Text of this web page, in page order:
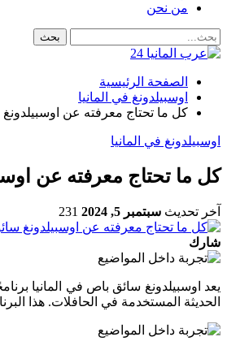
من نحن
الصفحة الرئيسية
اوسبيلدونغ في المانيا
كل ما تحتاج معرفته عن
اوسبيلدونغ في المانيا
كل ما تحتاج معرفته عن
آخر تحديث سبتمبر 5, 2024
231
شارك
يعد اوسبيلدونغ سائق باص في المانيا
الحديثة المستخدمة في الحافلات. هذا